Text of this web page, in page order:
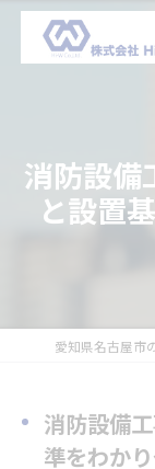
消防設備
と設置
消防設備
準をわか